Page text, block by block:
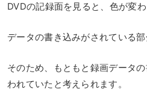
DVDの記録面を見ると、色が変
データの書き込みがされている部
そのため、もともと録画データ
われていたと考えられます。